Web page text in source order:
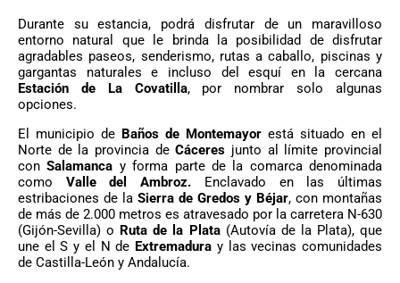
Durante su estancia, podrá disfrutar de un maravilloso
entorno natural que le brinda la posibilidad de disfrutar
agradables paseos, senderismo, rutas a caballo, piscinas y
gargantas naturales e incluso del esquí en la cercana
Estación de La Covatilla, por nombrar solo algunas
opciones.
El municipio de Baños de Montemayor está situado en el
Norte de la provincia deCáceres junto al límite provincial
conSalamanca y forma parte de la comarca denominada
como Valle del Ambroz. Enclavado en las últimas
estribaciones de la Sierra de Gredos y Béjar, con montañas
de más de 2.000 metros es atravesado por la carretera N-630
(Gijón-Sevilla) o Ruta de la Plata(Autovía de la Plata), que
une el S y el N de Extremadura y las vecinas comunidades
de Castilla-León y Andalucía.